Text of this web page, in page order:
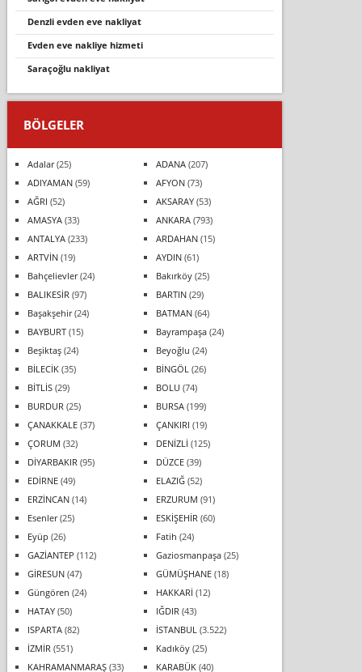
denzli evden eve nakliyat
evden eve nakliye hizmeti
saraçoğlu nakliyat
BÖLGELER
Adalar(25) ADANA(207)
ADIYAMAN(59) AFYON(73)
AĞRI (52) AKSARAY(53)
AMASYA(33) ANKARA(793)
ANTALYA(233) ARDAHAN(15)
ARTVİN(19) AYDIN(61)
Bahçelievler(24) Bakırköy(25)
BALIKESİR (97) BARTIN(29)
Başakşehir(24) BATMAN(64)
BAYBURT(15) Bayrampaşa(24)
Beşiktaş(24) Beyoğlu (24)
BİLECİK(35) BİNGÖL (26)
BİTLİS(29) BOLU (74)
BURDUR (25) BURSA(199)
ÇANAKKALE(37) ÇANKIRI (19)
ÇORUM (32) DENİZLİ (125)
DİYARBAKIR (95) DÜZCE(39)
EDİRNE(49) ELAZIĞ(52)
ERZİNCAN(14) ERZURUM (91)
Esenler(25) ESKİŞEHİR (60)
Eyüp (26) Fatih (24)
GAZİANTEP (112) Gaziosmanpaşa(25)
GİRESUN(47) GÜMÜŞHANE(18)
Güngören (24) HAKKARİ (12)
HATAY(50) IĞDIR (43)
ISPARTA(82) İSTANBUL (3.522)
İZMİR (551) Kadıköy(25)
KAHRAMANMARAŞ(33) KARABÜK(40)